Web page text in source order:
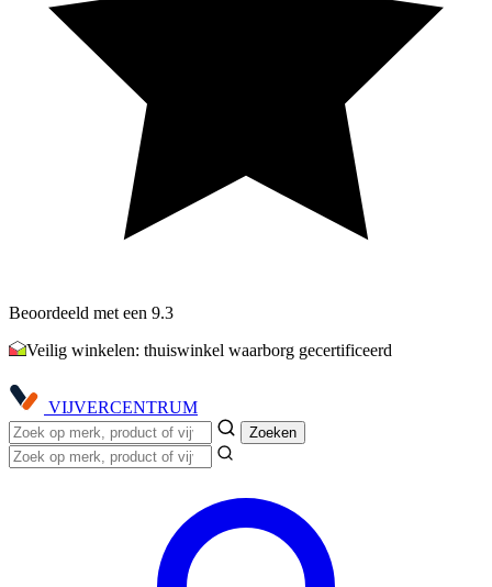
Beoordeeld met een 9.3
Veilig winkelen: thuiswinkel waarborg gecertificeerd
VIJVERCENTRUM
Zoeken